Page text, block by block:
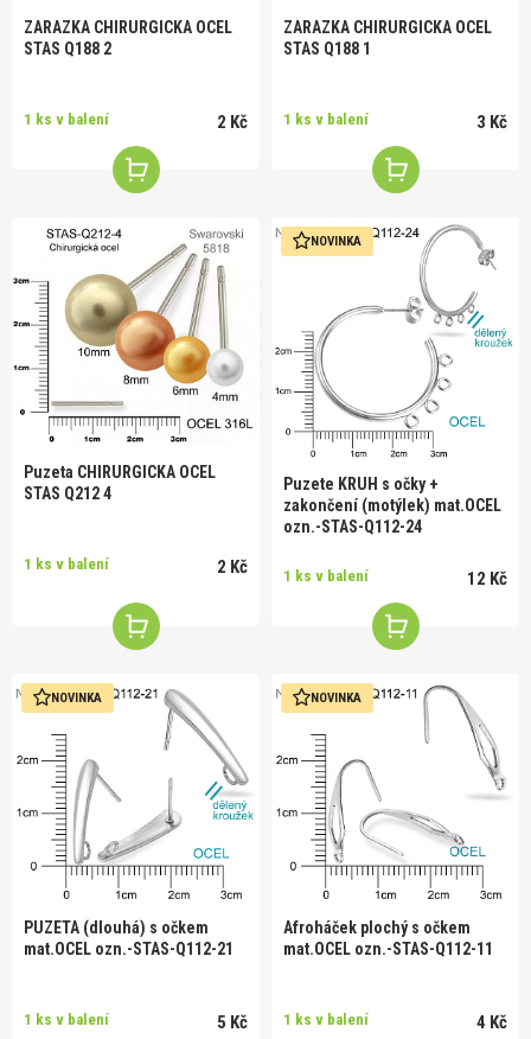
ZARAZKA CHIRURGICKA OCEL
STAS Q188 2
1 ks v balení 2 Kč
ZARAZKA CHIRURGICKA OCEL
STAS Q188 1
1 ks v balení 3 Kč
Puzeta CHIRURGICKA OCEL
STAS Q212 4
1 ks v balení 2 Kč
NOVINKA
Puzete KRUH s očky +
zakončení (motýlek) mat.OCEL
ozn.-STAS-Q112-24
1 ks v balení 12 Kč
NOVINKA
PUZETA (dlouhá) s očkem
mat.OCEL ozn.-STAS-Q112-21
1 ks v balení 5 Kč
NOVINKA
Afroháček plochý s očkem
mat.OCEL ozn.-STAS-Q112-11
1 ks v balení 4 Kč